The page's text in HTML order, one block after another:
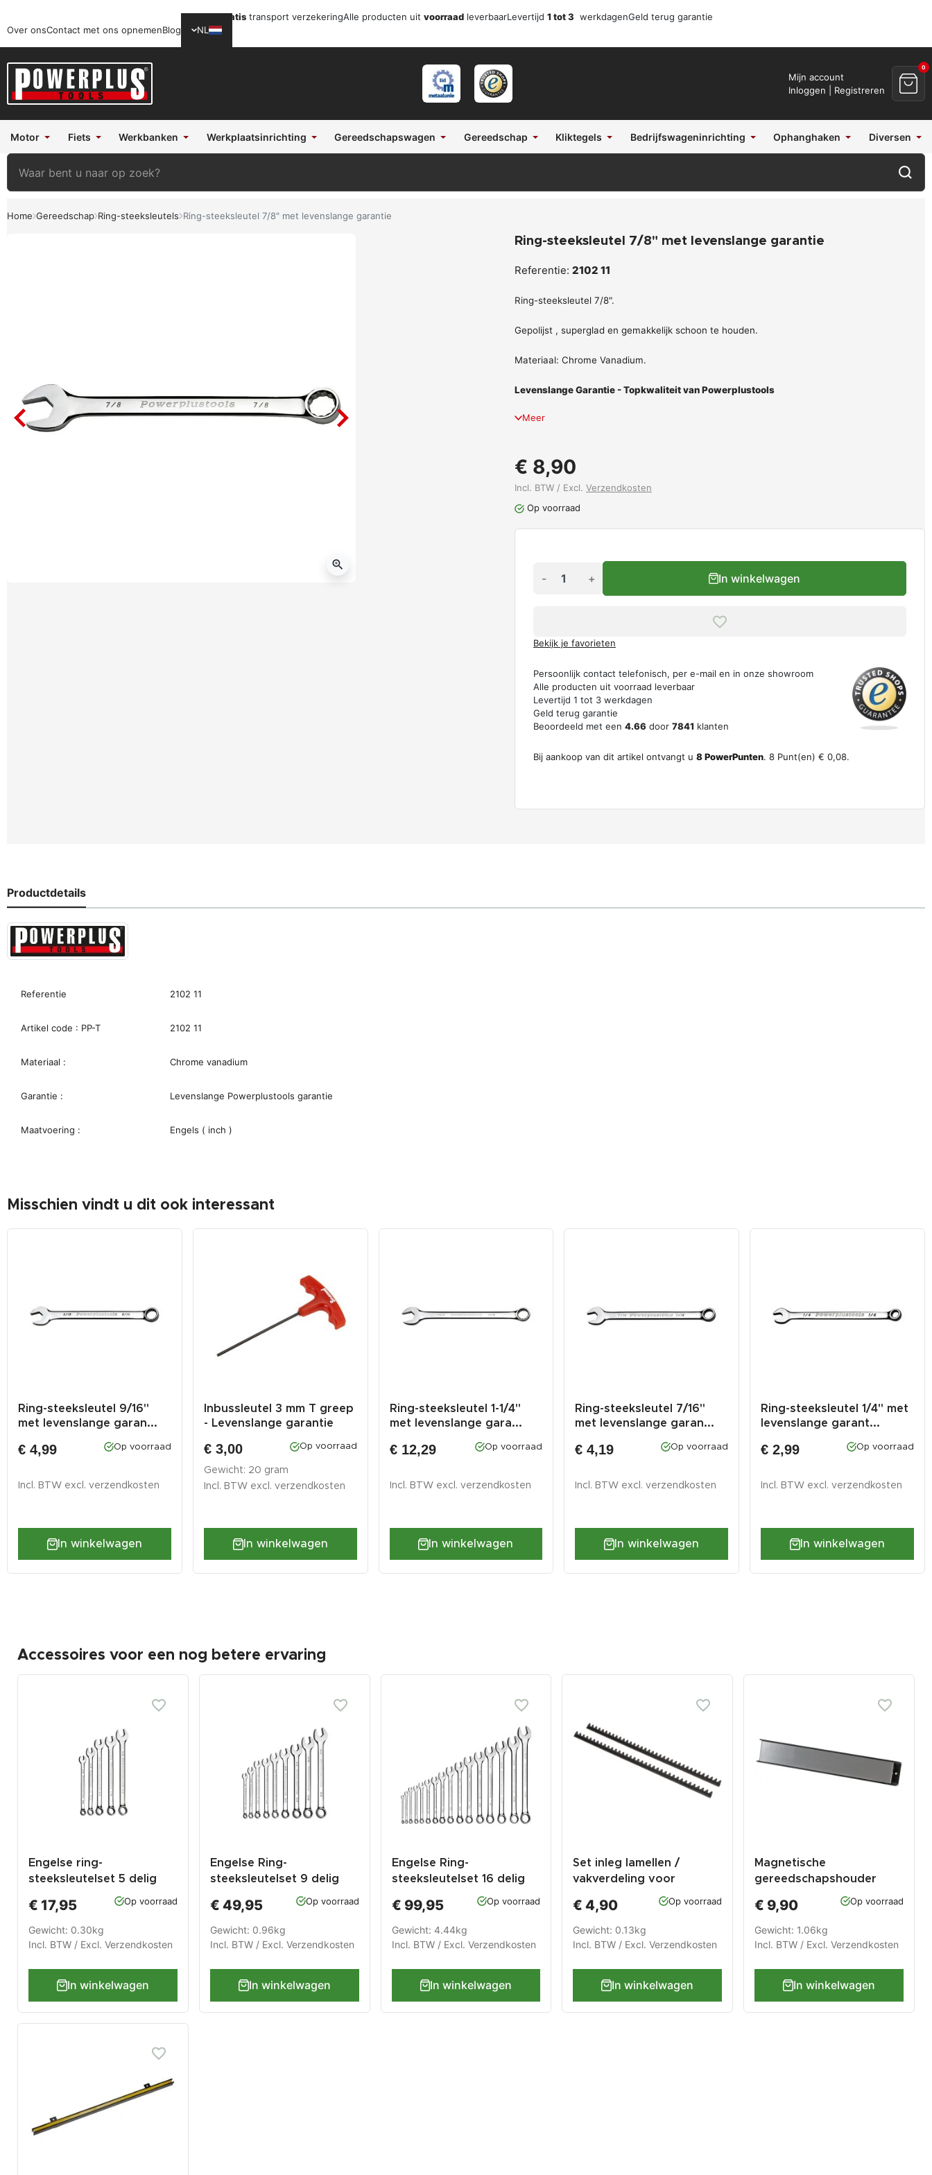
Gratis transport verzekeringAlle producten uit voorraad leverbaarLevertijd 1 tot 3 werkdagenGeld terug garantie
Over onsContact met ons opnemenBlog NL
Mijn account
Inloggen | Registreren
0
Motor Fiets Werkbanken Werkplaatsinrichting Gereedschapswagen Gereedschap Kliktegels Bedrijfswageninrichting Ophanghaken Diversen
Home Gereedschap Ring-steeksleutels Ring-steeksleutel 7/8" met levenslange garantie
zoom_in
Ring-steeksleutel 7/8" met levenslange garantie
Referentie: 2102 11
Ring-steeksleutel 7/8".
Gepolijst , superglad en gemakkelijk schoon te houden.
Materiaal: Chrome Vanadium.
Levenslange Garantie - Topkwaliteit van Powerplustools
Meer
€ 8,90
Incl. BTW / Excl. Verzendkosten
Op voorraad
- + In winkelwagen
Bekijk je favorieten
Persoonlijk contact telefonisch, per e-mail en in onze showroom
Alle producten uit voorraad leverbaar
Levertijd 1 tot 3 werkdagen
Geld terug garantie
Beoordeeld met een 4.66 door 7841 klanten
Bij aankoop van dit artikel ontvangt u 8PowerPunten. 8 Punt(en) € 0,08.
Productdetails
Referentie 2102 11
Artikel code : PP-T 2102 11
Materiaal : Chrome vanadium
Garantie : Levenslange Powerplustools garantie
Maatvoering : Engels ( inch )
Misschien vindt u dit ook interessant
Ring-steeksleutel 9/16"
met levenslange garan...
€ 4,99 Op voorraad
Incl. BTW excl. verzendkosten
In winkelwagen
Inbussleutel 3 mm T greep
- Levenslange garantie
€ 3,00 Op voorraad
Gewicht: 20 gram
Incl. BTW excl. verzendkosten
In winkelwagen
Ring-steeksleutel 1-1/4"
met levenslange gara...
€ 12,29 Op voorraad
Incl. BTW excl. verzendkosten
In winkelwagen
Ring-steeksleutel 7/16"
met levenslange garan...
€ 4,19 Op voorraad
Incl. BTW excl.verzendkosten
In winkelwagen
Ring-steeksleutel 1/4" met
levenslange garant...
€ 2,99 Op voorraad
Incl. BTW excl.verzendkosten
In winkelwagen
Accessoires voor een nog betere ervaring
Engelse ring-
steeksleutelset 5 delig
met levenslange garantie
€ 17,95 Op voorraad
Gewicht: 0.30kg
Incl. BTW / Excl. Verzendkosten
In winkelwagen
Engelse Ring-
steeksleutelset 9 delig
met levenslange garantie
€ 49,95 Op voorraad
Gewicht: 0.96kg
Incl. BTW / Excl. Verzendkosten
In winkelwagen
Engelse Ring-
steeksleutelset 16 delig
met levenslange garantie
€ 99,95 Op voorraad
Gewicht: 4.44kg
Incl. BTW / Excl. Verzendkosten
In winkelwagen
Set inleg lamellen /
vakverdeling voor
€ 4,90 Op voorraad
Gewicht: 0.13kg
Incl. BTW / Excl.Verzendkosten
In winkelwagen
Magnetische
gereedschapshouder
€ 9,90 Op voorraad
Gewicht: 1.06kg
Incl. BTW / Excl.Verzendkosten
In winkelwagen